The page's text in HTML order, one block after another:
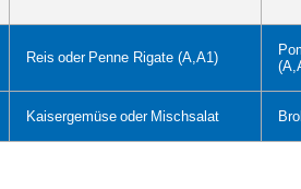
Reis oder Penne Rigate (A,A1)
Kaisergemüse oder Mischsalat